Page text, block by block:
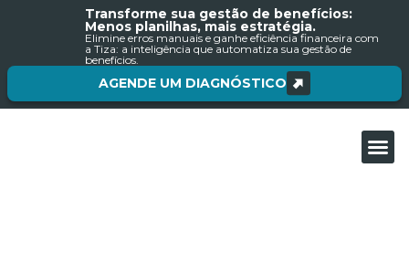
Transforme sua gestão de benefícios:
Menos planilhas, mais estratégia.
Elimine erros manuais e ganhe eficiência financeira com
a Tiza: a inteligência que automatiza sua gestão de
benefícios.
AGENDE UM DIAGNÓSTICO